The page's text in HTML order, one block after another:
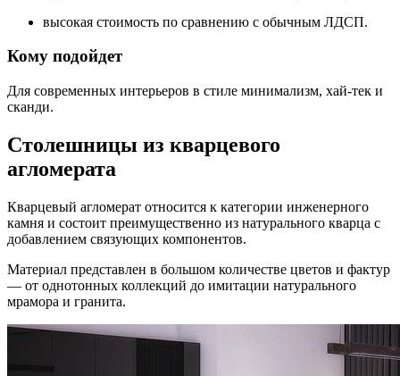
высокая стоимость по сравнению с обычным ЛДСП.
Кому подойдет
Для современных интерьеров в стиле минимализм, хай-тек и
сканди.
Столешницы из кварцевого
агломерата
Кварцевый агломерат относится к категории инженерного
камня и состоит преимущественно из натурального кварца с
добавлением связующих компонентов.
Материал представлен в большом количестве цветов и фактур
— от однотонных коллекций до имитации натурального
мрамора и гранита.